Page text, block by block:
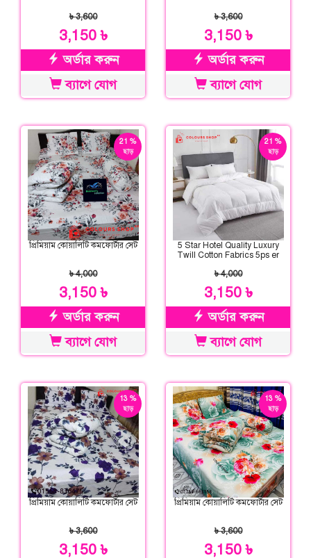
৳ 3,600
3,150 ৳
অর্ডার করুন
ব্যাগে যোগ
৳ 3,600
3,150 ৳
অর্ডার করুন
ব্যাগে যোগ
21 %
ছাড়
প্রিমিয়াম কোয়ালিটি কমফোর্টার সেট
৳ 4,000
3,150 ৳
অর্ডার করুন
ব্যাগে যোগ
21 %
ছাড়
5 Star Hotel Quality Luxury
Twill Cotton Fabrics 5ps er
৳ 4,000
3,150 ৳
অর্ডার করুন
ব্যাগে যোগ
13 %
ছাড়
প্রিমিয়াম কোয়ালিটি কমফোর্টার সেট
৳ 3,600
3,150 ৳
13 %
ছাড়
প্রিমিয়াম কোয়ালিটি কমফোর্টার সেট
৳ 3,600
3,150 ৳